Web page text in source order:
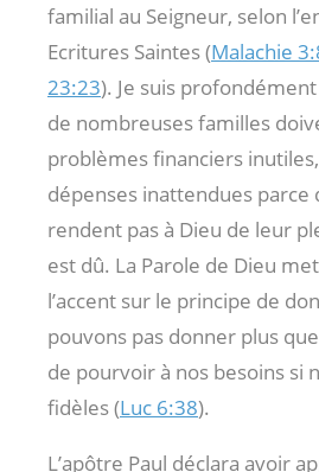
familial au Seigneur, selon
Ecritures Saintes (Malachie
23:23). Je suis
de nombreuses familles
problèmes financiers
dépenses inattendues parce
rendent pas à Dieu de leur
est dû. La Parole de Dieu
l’accent sur le principe de
pouvons pas donner plus
de pourvoir à nos besoins si
fidèles (Luc 6:38).
L’apôtre Paul déclara avoir